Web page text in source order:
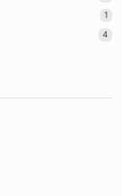
1
4